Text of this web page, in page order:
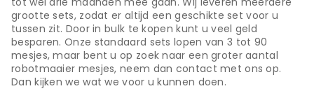
grootte sets, zodat er altijd een geschikte set voor u
tussen zit. Door in bulk te kopen kunt u veel geld
besparen. Onze standaard sets lopen van 3 tot 90
mesjes, maar bent u op zoek naar een groter aantal
robotmaaier mesjes, neem dan contact met ons op.
Dan kijken we wat we voor u kunnen doen.